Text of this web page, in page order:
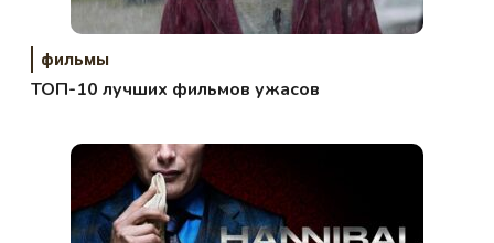
фильмы
ТОП-10 лучших фильмов ужасов